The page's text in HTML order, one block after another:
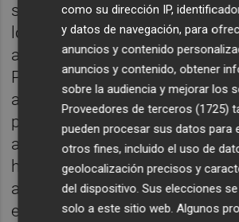
situado a las puertas del
los Pirineos y del circo de
aparcamiento, cogemos el
Puntas o el telesilla de Gaube
acercará al lago de Gaube
para llegar a Cauterets – Pont
ahí hasta el refugio de Les
horas de camino. La belleza
atrapa en un paisaje de los
excepcional belleza evoca los
como su dirección IP,
y datos de navegación, para
anuncios y contenido
anuncios y contenido, obtener
sobre la audiencia y mejorar los
Proveedores de terceros (1725)
pueden procesar sus datos para
otros fines, incluido el uso de
geolocalización precisos y
del dispositivo. Sus elecciones
solo a este sitio web. Algunos